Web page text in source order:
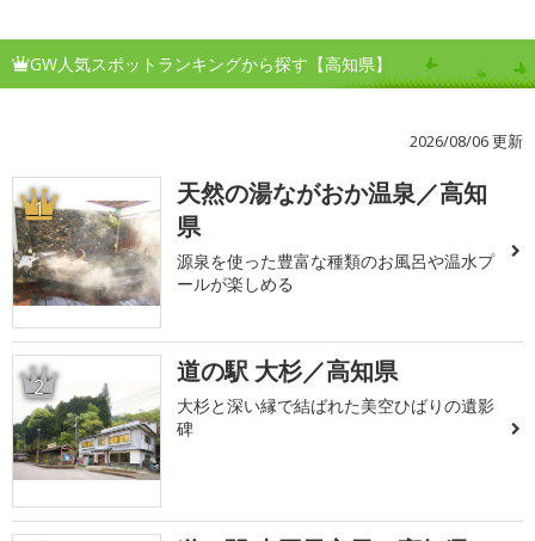
GW人気スポットランキングから探す【高知県】
2026/08/06 更新
1
天然の湯ながおか温泉／高知
県
源泉を使った豊富な種類のお風呂や温水プ
ールが楽しめる
2 道の駅 大杉／高知県
大杉と深い縁で結ばれた美空ひばりの遺影
碑